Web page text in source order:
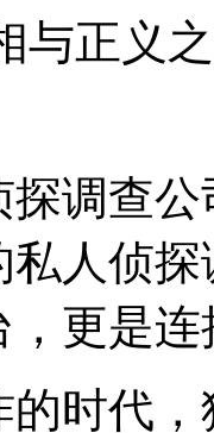
与正义
探调查
私人侦
更是
时代